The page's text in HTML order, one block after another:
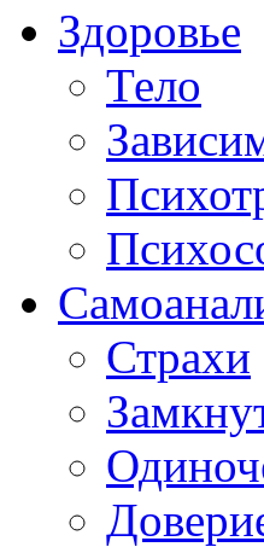
Здоровье
Тело
Страхи